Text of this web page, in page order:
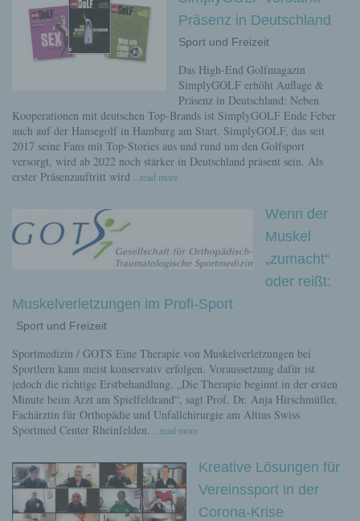
Präsenz in Deutschland
Sport und Freizeit
Das High-End Golfmagazin
SimplyGOLF erhöht Auflage &
Präsenz in Deutschland: Neben
Kooperationen mit deutschen Top-Brands ist SimplyGOLF Ende Feber
auch auf der Hansegolf in Hamburg am Start. SimplyGOLF, das seit
2017 seine Fans mit Top-Stories aus und rund um den Golfsport
versorgt, wird ab 2022 noch stärker in Deutschland präsent sein. Als
erster Präsenzauftritt wird ...read more
Wenn der
Muskel
„zumacht“
oder reißt:
Muskelverletzungen im Profi-Sport
Sport und Freizeit
Sportmedizin / GOTS Eine Therapie von Muskelverletzungen bei
Sportlern kann meist konservativ erfolgen. Voraussetzung dafür ist
jedoch die richtige Erstbehandlung. „Die Therapie beginnt in der ersten
Minute beim Arzt am Spielfeldrand“, sagt Prof. Dr. Anja Hirschmüller,
Fachärztin für Orthopädie und Unfallchirurgie am Altius Swiss
Sportmed Center Rheinfelden. ...read more
Kreative Lösungen für
Vereinssport in der
Corona-Krise